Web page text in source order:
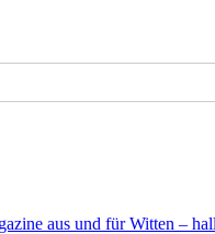
aus und für Witten –